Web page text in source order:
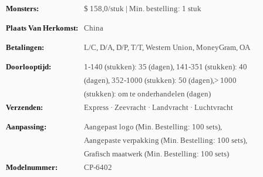
Monsters: $ 158,0/stuk | Min. bestelling: 1 stuk
Plaats Van Herkomst: China
Betalingen: L/C, D/A, D/P, T/T, Western Union, MoneyGram, OA
Doorlooptijd:
1-140 (stukken): 35 (dagen), 141-351 (stukken): 40
(dagen), 352-1000 (stukken): 50 (dagen),> 1000
(stukken): om te onderhandelen (dagen)
Verzenden:
Express · Zeevracht · Landvracht · Luchtvracht
Aanpassing:
Aangepast logo (Min. Bestelling: 100 sets),
Aangepaste verpakking (Min. Bestelling: 100 sets),
Grafisch maatwerk (Min. Bestelling: 100 sets)
Modelnummer:
CP-6402